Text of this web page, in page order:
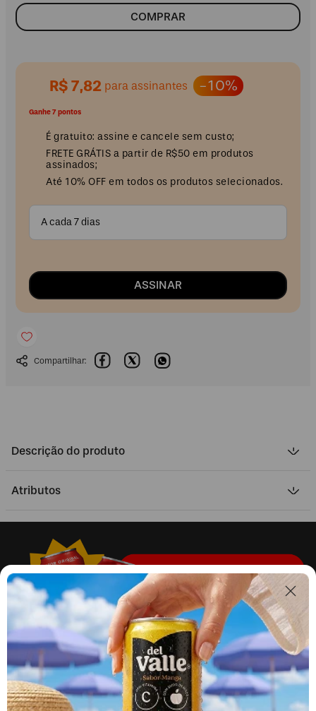
COMPRAR
R$ 7,82 para assinantes -10%
Ganhe 7 pontos
É gratuito: assine e cancele sem custo;
FRETE GRÁTIS a partir de R$50 em produtos
assinados;
Até 10% OFF em todos os produtos selecionados.
A cada 7 dias
ASSINAR
Descrição do produto
Atributos